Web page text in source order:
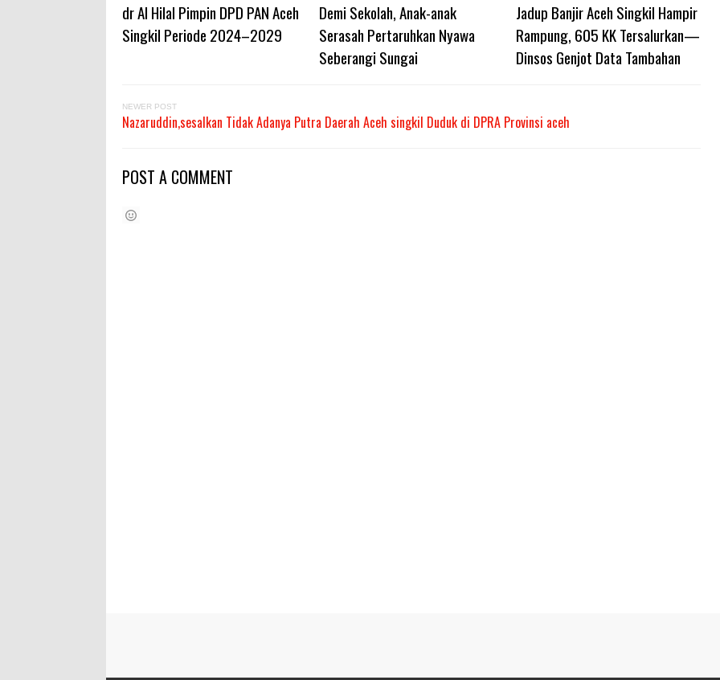
dr Al Hilal Pimpin DPD PAN Aceh
Singkil Periode 2024–2029
Demi Sekolah, Anak-anak
Serasah Pertaruhkan Nyawa
Seberangi Sungai
Jadup Banjir Aceh Singkil Hampir
Rampung, 605 KK Tersalurkan—
Dinsos Genjot Data Tambahan
NEWER POST
Nazaruddin,sesalkan Tidak Adanya Putra Daerah Aceh singkil Duduk di DPRA Provinsi aceh
POST A COMMENT